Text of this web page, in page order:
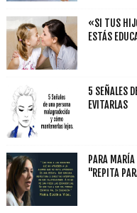
«SI TUS
ESTÁS
5 SEÑALES
EVITARLAS
PARA
"REPITA